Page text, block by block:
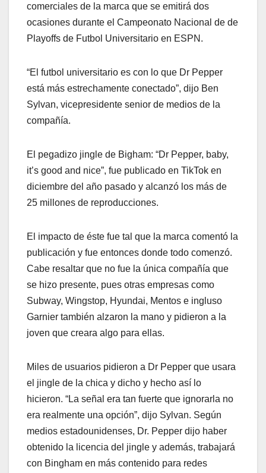
comerciales de la marca que se emitirá dos
ocasiones durante el Campeonato Nacional de de
Playoffs de Futbol Universitario en ESPN.
“El futbol universitario es con lo que Dr Pepper
está más estrechamente conectado”, dijo Ben
Sylvan, vicepresidente senior de medios de la
compañía.
El pegadizo jingle de Bigham: “Dr Pepper, baby,
it’s good and nice”, fue publicado en TikTok en
diciembre del año pasado y alcanzó los más de
25 millones de reproducciones.
El impacto de éste fue tal que la marca comentó la
publicación y fue entonces donde todo comenzó.
Cabe resaltar que no fue la única compañía que
se hizo presente, pues otras empresas como
Subway, Wingstop, Hyundai, Mentos e ingluso
Garnier también alzaron la mano y pidieron a la
joven que creara algo para ellas.
Miles de usuarios pidieron a Dr Pepper que usara
el jingle de la chica y dicho y hecho así lo
hicieron. “La señal era tan fuerte que ignorarla no
era realmente una opción”, dijo Sylvan. Según
medios estadounidenses, Dr. Pepper dijo haber
obtenido la licencia del jingle y además, trabajará
con Bingham en más contenido para redes